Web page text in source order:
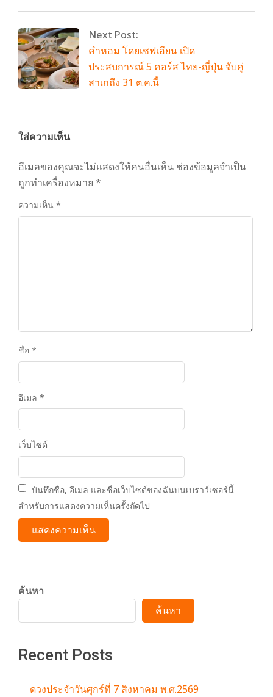
Next Post:
คำหอม โดยเชฟเอียน เปิด
ประสบการณ์ 5 คอร์ส ไทย-ญี่ปุ่น จับคู่
สาเกถึง 31 ต.ค.นี้
ใส่ความเห็น
อีเมลของคุณจะไม่แสดงให้คนอื่นเห็น ช่องข้อมูลจำเป็น
ถูกทำเครื่องหมาย *
ความเห็น *
ชื่อ *
อีเมล *
เว็บไซต์
บันทึกชื่อ, อีเมล และชื่อเว็บไซต์ของฉันบนเบราว์เซอร์นี้
สำหรับการแสดงความเห็นครั้งถัดไป
ค้นหา
ค้นหา
Recent Posts
ดวงประจำวันศุกร์ที่ 7 สิงหาคม พ.ศ.2569